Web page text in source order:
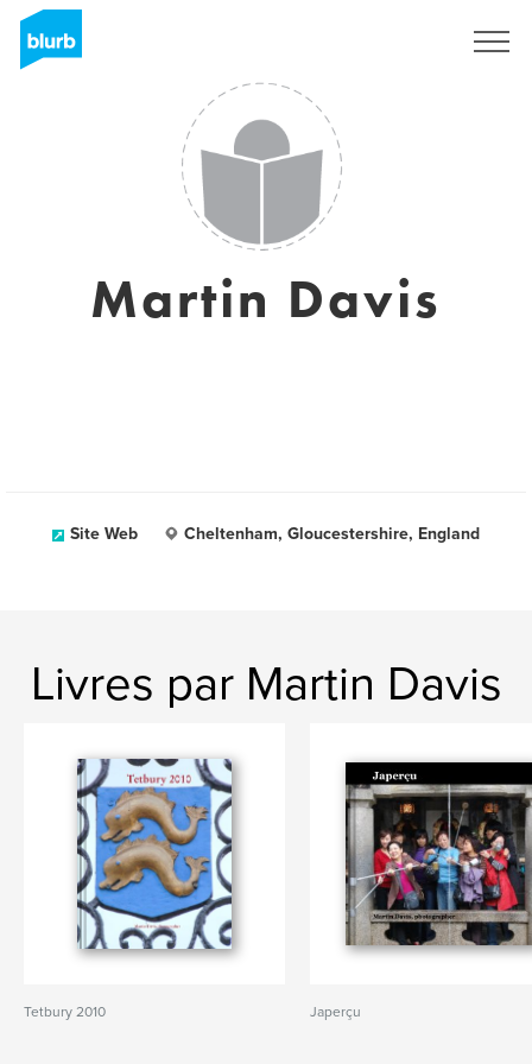
Martin Davis
Site Web Cheltenham, Gloucestershire, England
Livres par Martin Davis
Tetbury 2010 Japerçu